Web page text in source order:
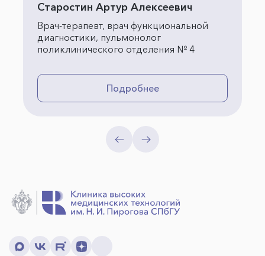
Старостин Артур Алексеевич
Врач-терапевт, врач функциональной
диагностики, пульмонолог
поликлинического отделения № 4
Подробнее